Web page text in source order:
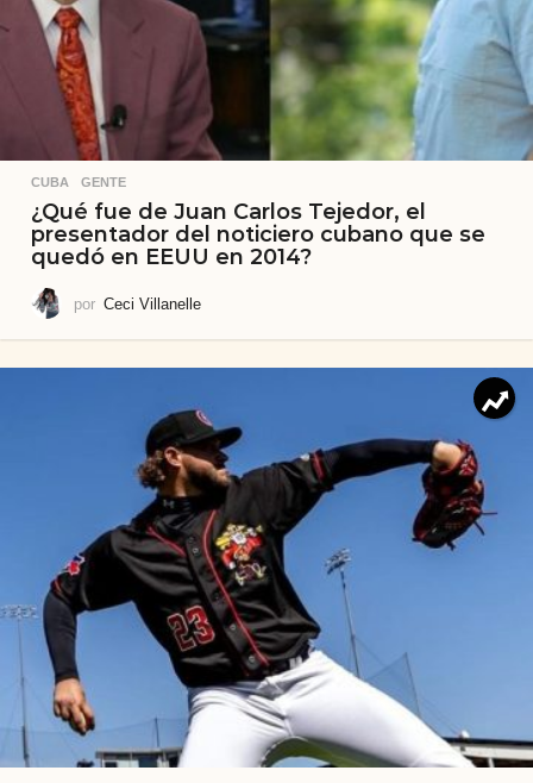
CUBA ,GENTE
¿Qué fue de Juan Carlos Tejedor, el
presentador del noticiero cubano que se
quedó en EEUU en 2014?
por Ceci Villanelle